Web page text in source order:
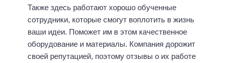
Также здесь работают хорошо обученные
сотрудники, которые смогут воплотить в жизнь
ваши идеи. Поможет им в этом качественное
оборудование и материалы. Компания дорожит
своей репутацией, поэтому отзывы о их работе